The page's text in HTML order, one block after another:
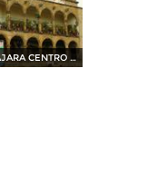
GUADALAJARA CENTRO HISTORICO 2014